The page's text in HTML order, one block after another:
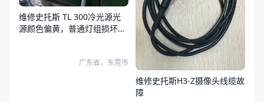
维修史托斯 TL 300冷光源光
源颜色偏黄，普通灯组损坏，
广东省，东莞市
维修史托斯H3-Z摄像头线缆故
障